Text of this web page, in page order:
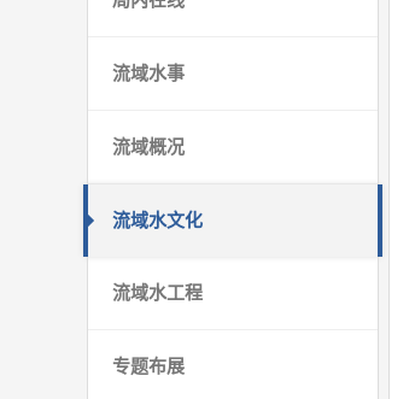
流域水事
流域概况
流域水文化
流域水工程
专题布展